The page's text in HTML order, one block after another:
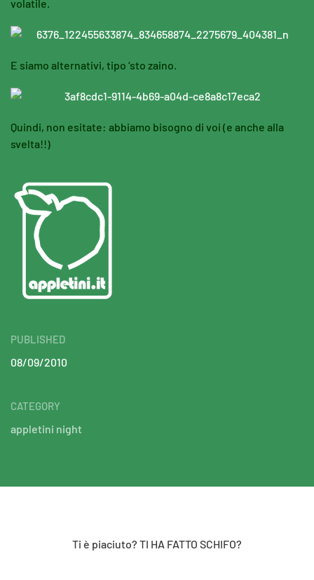
volatile.
E siamo alternativi, tipo ‘sto zaino.
Quindi, non esitate: abbiamo bisogno di voi (e anche alla
svelta!!)
PUBLISHED
08/09/2010
CATEGORY
appletini night
Ti è piaciuto? TI HA FATTO SCHIFO?